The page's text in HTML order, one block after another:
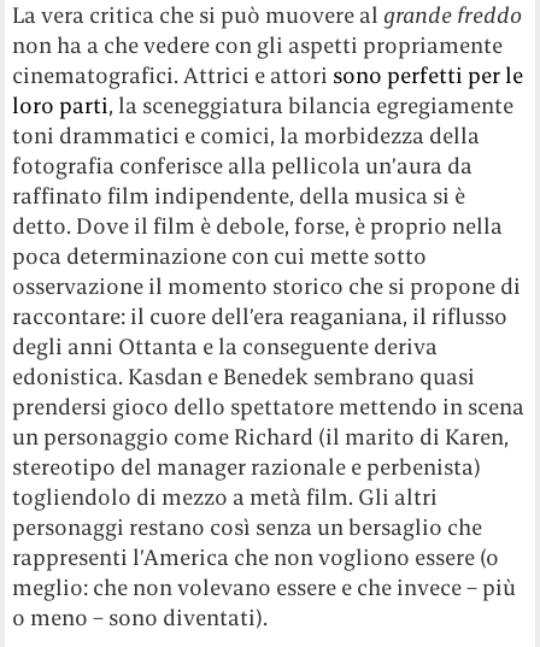
La vera critica che si può muovere al grande freddo
non ha a che vedere con gli aspetti propriamente
cinematografici. Attrici e attori sono perfetti per le
loro parti, la sceneggiatura bilancia egregiamente
toni drammatici e comici, la morbidezza della
fotografia conferisce alla pellicola un’aura da
raffinato film indipendente, della musica si è
detto. Dove il film è debole, forse, è proprio nella
poca determinazione con cui mette sotto
osservazione il momento storico che si propone di
raccontare: il cuore dell’era reaganiana, il riflusso
degli anni Ottanta e la conseguente deriva
edonistica. Kasdan e Benedek sembrano quasi
prendersi gioco dello spettatore mettendo in scena
un personaggio come Richard (il marito di Karen,
stereotipo del manager razionale e perbenista)
togliendolo di mezzo a metà film. Gli altri
personaggi restano così senza un bersaglio che
rappresenti l’America che non vogliono essere (o
meglio: che non volevano essere e che invece – più
o meno – sono diventati).